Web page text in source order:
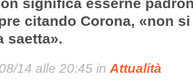
citando Corona, «non
saetta».
14 alle 20:45 in Attualità